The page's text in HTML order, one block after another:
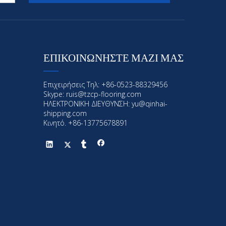
ΕΠΙΚΟΙΝΩΝΗΣΤΕ ΜΑΖΙ ΜΑΣ
Επιχειρήσεις Τηλ: +86-0523-88329456
Skype: ruis@tzcp-flooring.com
ΗΛΕΚΤΡΟΝΙΚΗ ΔΙΕΥΘΥΝΣΗ: yu@qinhai-
shipping.com
Κινητό. +86-13775678891